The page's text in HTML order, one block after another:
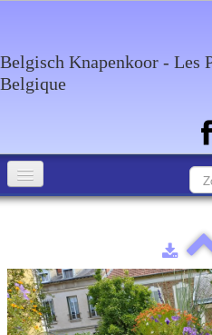
Belgisch Knapenkoor - Les
Belgique
Media
Agenda